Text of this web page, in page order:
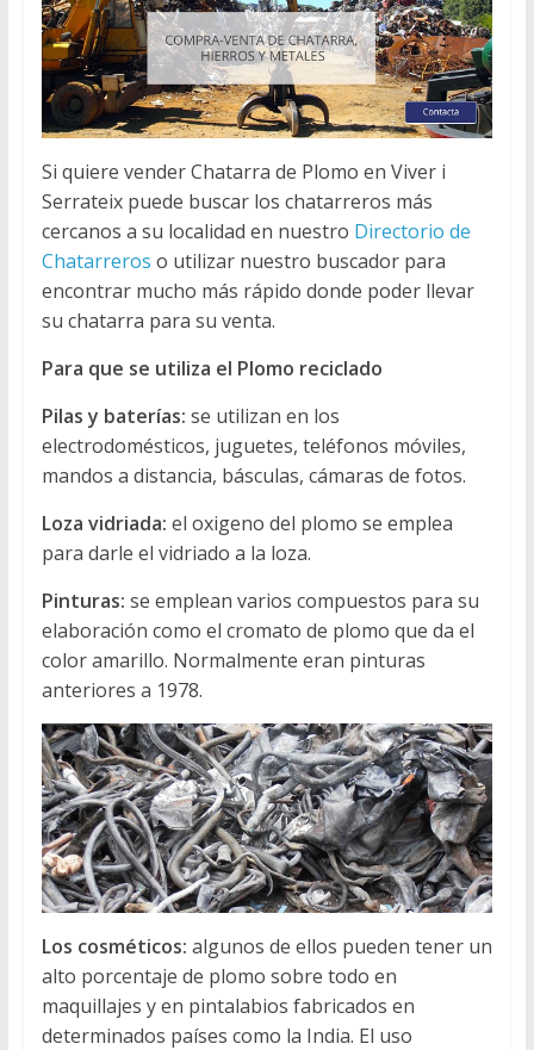
Si quiere vender Chatarra de Plomo en Viver i
Serrateix puede buscar los chatarreros más
cercanos a su localidad en nuestro Directorio de
Chatarreros o utilizar nuestro buscador para
encontrar mucho más rápido donde poder llevar
su chatarra para su venta.
Para que se utiliza el Plomo reciclado
Pilas y baterías: se utilizan en los
electrodomésticos, juguetes, teléfonos móviles,
mandos a distancia, básculas, cámaras de fotos.
Loza vidriada: el oxigeno del plomo se emplea
para darle el vidriado a la loza.
Pinturas: se emplean varios compuestos para su
elaboración como el cromato de plomo que da el
color amarillo. Normalmente eran pinturas
anteriores a 1978.
Los cosméticos: algunos de ellos pueden tener un
alto porcentaje de plomo sobre todo en
maquillajes y en pintalabios fabricados en
determinados países como la India. El uso